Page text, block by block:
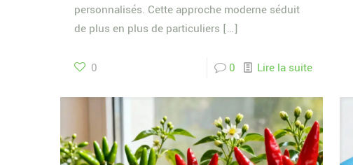
personnalisés. Cette approche moderne séduit
de plus en plus de particuliers […]
0 0 Lire la suite